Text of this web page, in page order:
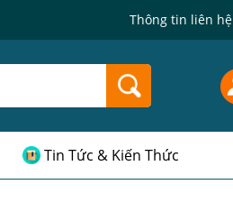
Thông tin liên hệ
Tin Tức & Kiến Thức